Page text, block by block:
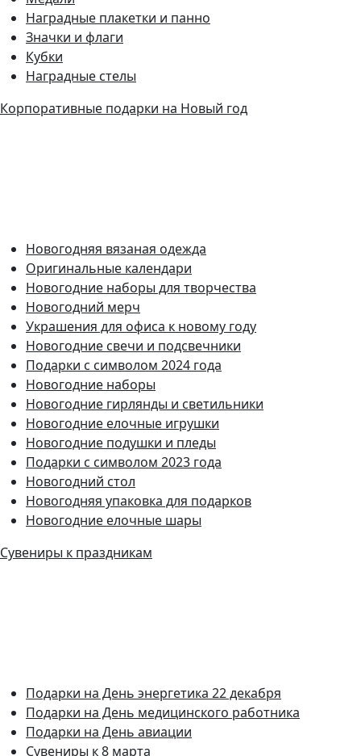
Наградные плакетки и панно
Значки и флаги
Кубки
Наградные стелы
Корпоративные подарки на Новый год
Новогодняя вязаная одежда
Оригинальные календари
Новогодние наборы для творчества
Новогодний мерч
Украшения для офиса к новому году
Новогодние свечи и подсвечники
Подарки с символом 2024 года
Новогодние наборы
Новогодние гирлянды и светильники
Новогодние елочные игрушки
Новогодние подушки и пледы
Подарки с символом 2023 года
Новогодний стол
Новогодняя упаковка для подарков
Новогодние елочные шары
Сувениры к праздникам
Подарки на День энергетика 22 декабря
Подарки на День медицинского работника
Подарки на День авиации
Сувениры к 8 марта